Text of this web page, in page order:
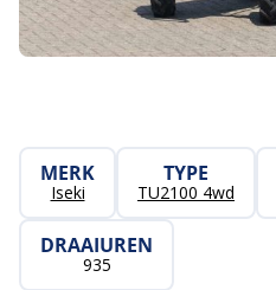
MERK
Iseki
TYPE
TU2100 4wd
DRAAIUREN
935